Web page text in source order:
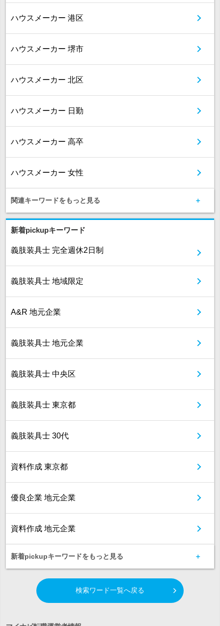
ハウスメーカー 港区
ハウスメーカー 堺市
ハウスメーカー 北区
ハウスメーカー 日勤
ハウスメーカー 高卒
ハウスメーカー 女性
関連キーワードをもっと見る
新着pickupキーワード
義肢装具士 完全週休2日制
義肢装具士 地域限定
A&R 地元企業
義肢装具士 地元企業
義肢装具士 中央区
義肢装具士 東京都
義肢装具士 30代
資料作成 東京都
優良企業 地元企業
資料作成 地元企業
新着pickupキーワードをもっと見る
検索ワード一覧へ戻る